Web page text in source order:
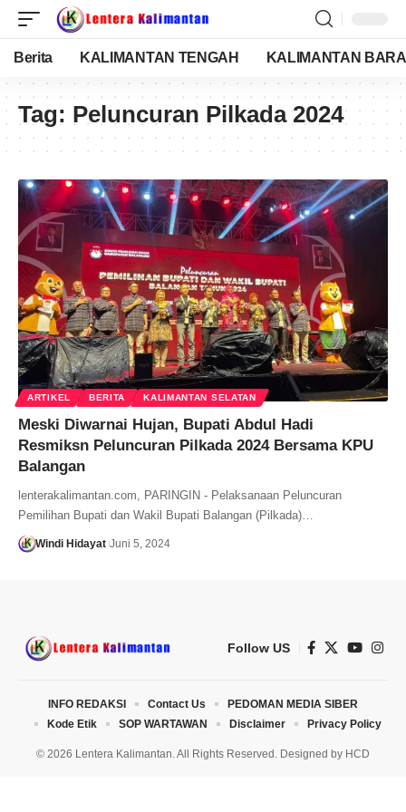
Berita KALIMANTAN TENGAH KALIMANTAN
Tag: Peluncuran Pilkada 2024
ARTIKEL BERITA KALIMANTAN SELATAN
Meski Diwarnai Hujan, Bupati Abdul Hadi
Resmiksn Peluncuran Pilkada 2024 Bersama KPU
Balangan
lenterakalimantan.com, PARINGIN - Pelaksanaan Peluncuran
Pemilihan Bupati dan Wakil Bupati Balangan (Pilkada)…
Windi Hidayat Juni 5, 2024
Follow US
© 2026 Lentera Kalimantan. All Rights Reserved. Designed by HCD
INFO REDAKSI Contact Us
PEDOMAN MEDIA SIBER
Kode Etik
SOP WARTAWAN Disclaimer Privacy Policy